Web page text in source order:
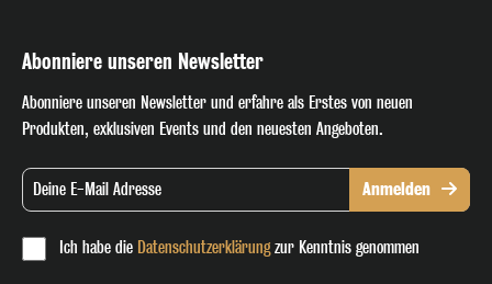
Abonniere unseren Newsletter
Abonniere unseren Newsletter und erfahre als Erstes von neuen
Produkten, exklusiven Events und den neuesten Angeboten.
Ich habe die Datenschutzerklärungzur Kenntnis genommen
Anmelden